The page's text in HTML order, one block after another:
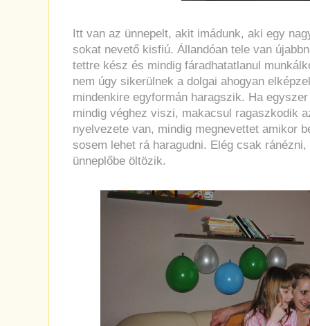
Itt van az ünnepelt, akit imádunk, aki egy
sokat nevető kisfiú. Állandóan tele van
tettre kész és mindig fáradhatatlanul
nem úgy sikerülnek a dolgai ahogyan
mindenkire egyformán haragszik. Ha
mindig véghez viszi, makacsul ragaszkodik
nyelvezete van, mindig megnevettet amikor
sosem lehet rá haragudni. Elég csak
ünneplőbe öltözik.